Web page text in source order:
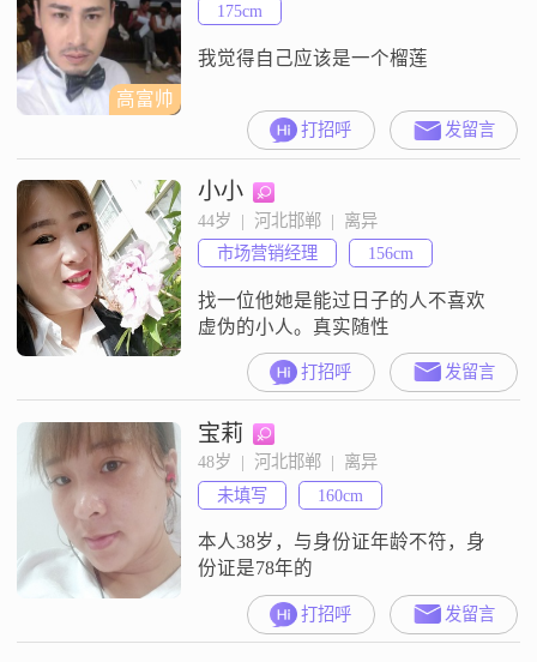
高富帅
175cm
我觉得自己应该是一个榴莲
打招呼 发留言
小小
44岁  |  河北邯郸  |  离异
市场营销经理
156cm
找一位他她是能过日子的人不喜欢
虚伪的小人。真实随性
打招呼 发留言
宝莉
48岁  |  河北邯郸  |  离异
未填写
160cm
本人38岁，与身份证年龄不符，身
份证是78年的
打招呼 发留言